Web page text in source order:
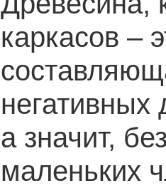
каркасов –
негативных
а значит,
маленьких